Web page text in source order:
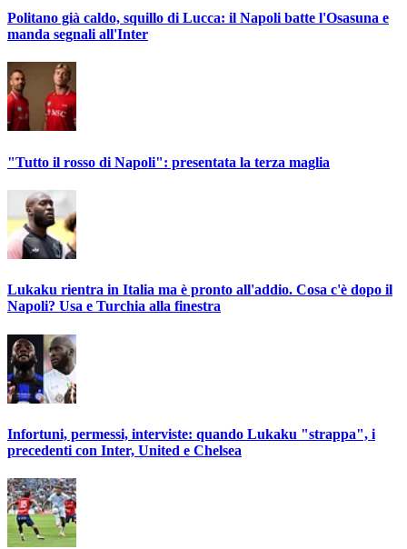
Politano già caldo, squillo di Lucca: il Napoli batte l'Osasuna e
manda segnali all'Inter
"Tutto il rosso di Napoli": presentata la terza maglia
Lukaku rientra in Italia ma è pronto all'addio. Cosa c'è dopo il
Napoli? Usa e Turchia alla finestra
Infortuni, permessi, interviste: quando Lukaku "strappa", i
precedenti con Inter, United e Chelsea